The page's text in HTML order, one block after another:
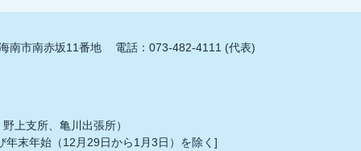
南市南赤坂11番地 電話：073-482-4111 (代表)
上支所、亀川出張所）
末年始（12月29日から1月3日）を除く]